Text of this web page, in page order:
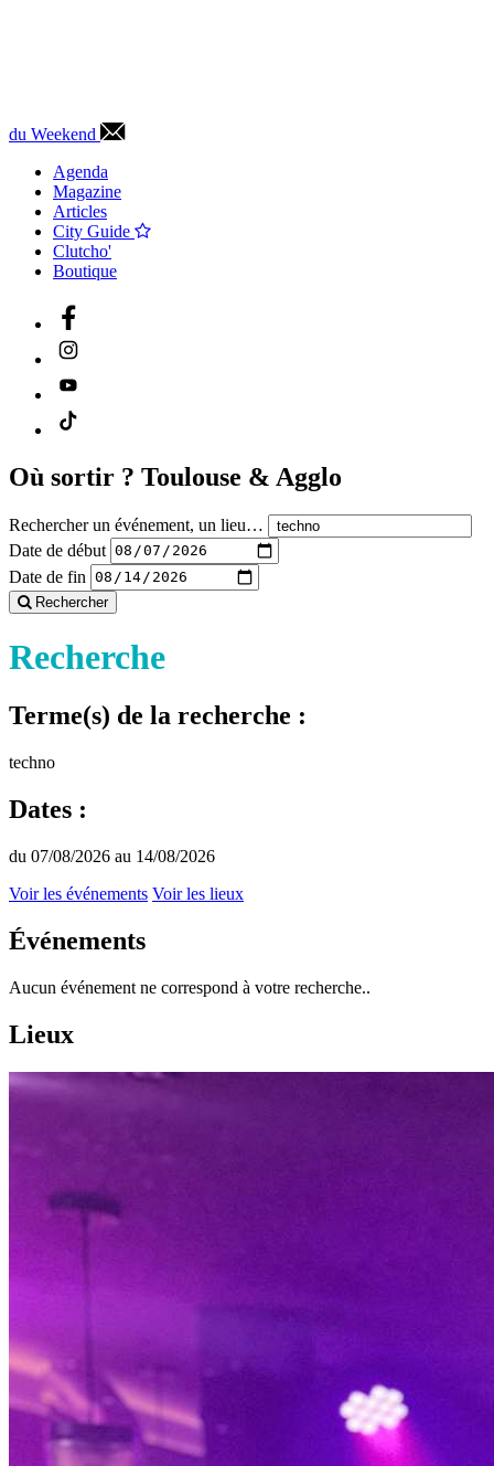
du Weekend
Agenda
Magazine
Articles
City Guide
Clutcho'
Boutique
Où sortir ? Toulouse & Agglo
Rechercher un événement, un lieu…
Date de début
Date de fin
Rechercher
Recherche
Terme(s) de la recherche :
techno
Dates :
du 07/08/2026 au 14/08/2026
Voir les événements Voir les lieux
Événements
Aucun événement ne correspond à votre recherche..
Lieux